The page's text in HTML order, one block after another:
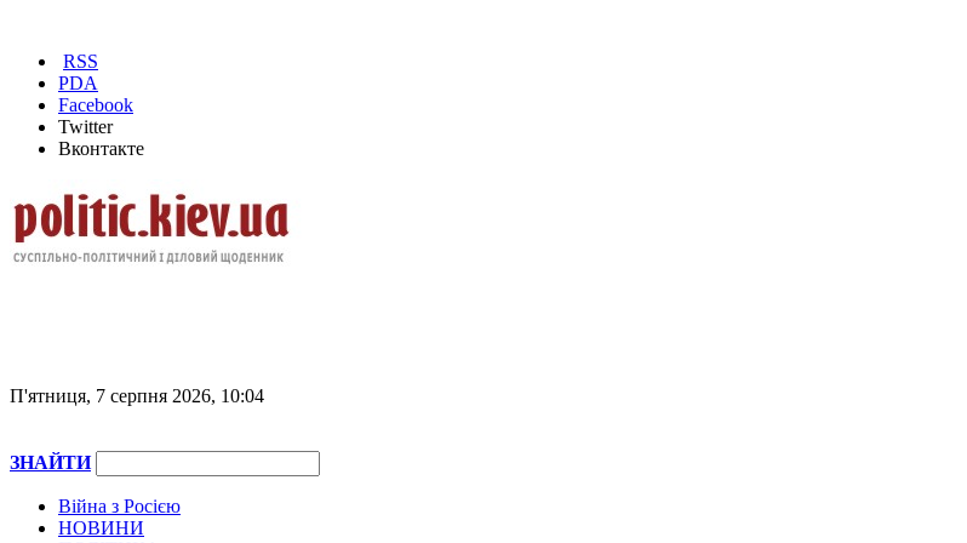
RSS
PDA
Facebook
Twitter
Вконтакте
П'ятниця, 7 серпня 2026, 10:04
ЗНАЙТИ
Війна з Росією
НОВИНИ